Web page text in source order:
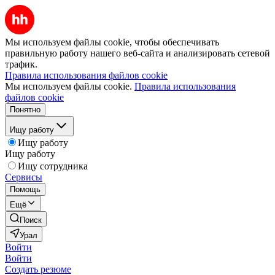
Мы используем файлы cookie, чтобы обеспечивать
правильную работу нашего веб-сайта и анализировать сетевой
трафик.
Правила использования файлов cookie
Мы используем файлы cookie. Правила использования
файлов cookie
Понятно
Ищу работу
Ищу работу
Ищу работу
Ищу сотрудника
Сервисы
Помощь
Ещё
Поиск
Урал
Войти
Войти
Создать резюме